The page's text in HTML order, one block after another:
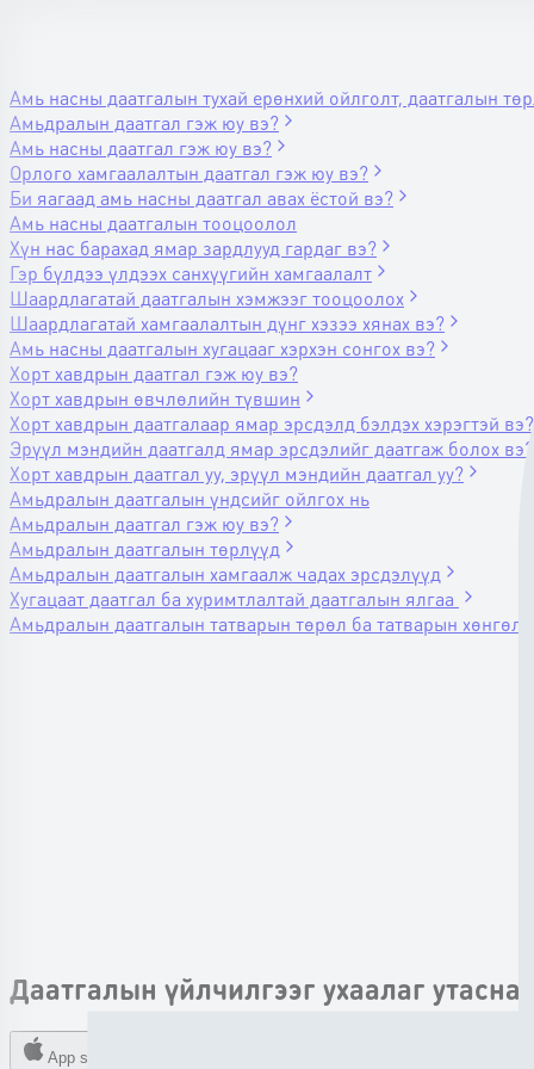
Амь насны даатгалын тухай ерөнхий ойлголт, даатгалын
Амьдралын даатгал гэж юу вэ?
Амь насны даатгал гэж юу вэ?
Орлого хамгаалалтын даатгал гэж юу вэ?
Би яагаад амь насны даатгал авах ёстой вэ?
Амь насны даатгалын тооцоолол
Хүн нас барахад ямар зардлууд гардаг вэ?
Гэр бүлдээ үлдээх санхүүгийн хамгаалалт
Шаардлагатай даатгалын хэмжээг тооцоолох
Шаардлагатай хамгаалалтын дүнг хэзээ хянах вэ?
Амь насны даатгалын хугацааг хэрхэн сонгох вэ?
Хорт хавдрын даатгал гэж юу вэ?
Хорт хавдрын өвчлөлийн түвшин
Хорт хавдрын даатгалаар ямар эрсдэлд бэлдэх хэрэгтэй вэ?
Эрүүл мэндийн даатгалд ямар эрсдэлийг даатгаж болох вэ?
Хорт хавдрын даатгал уу, эрүүл мэндийн даатгал уу?
Амьдралын даатгалын үндсийг ойлгох нь
Амьдралын даатгал гэж юу вэ?
Амьдралын даатгалын төрлүүд
Амьдралын даатгалын хамгаалж чадах эрсдэлүүд
Хугацаат даатгал ба хуримтлалтай даатгалын ялгаа
Амьдралын даатгалын татварын төрөл ба татварын
Даатгалын үйлчилгээг ухаалаг
App store